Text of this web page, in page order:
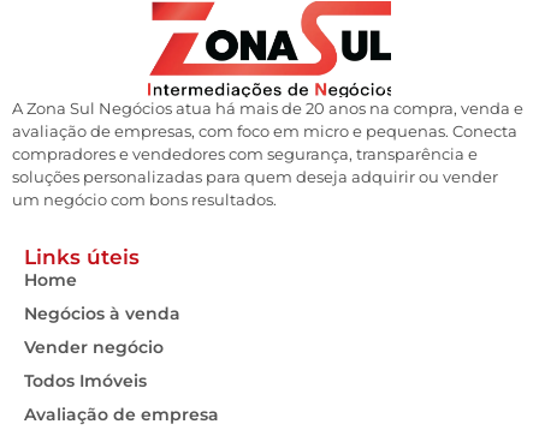
A Zona Sul Negócios atua há mais de 20 anos na compra, venda e
avaliação de empresas, com foco em micro e pequenas. Conecta
compradores e vendedores com segurança, transparência e
soluções personalizadas para quem deseja adquirir ou vender
um negócio com bons resultados.
Links úteis
Home
Negócios à venda
Vender negócio
Todos Imóveis
Avaliação de empresa